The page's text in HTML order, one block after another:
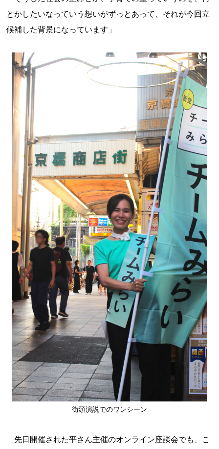
とかしたいなっていう想いがずっとあって、それが今回立
候補した背景になっています」
街頭演説でのワンシーン
先日開催された平さん主催のオンライン座談会でも、こ